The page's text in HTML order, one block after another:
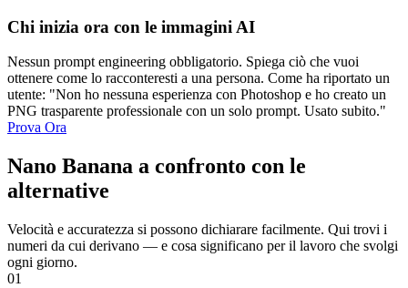
Chi inizia ora con le immagini AI
Nessun prompt engineering obbligatorio. Spiega ciò che vuoi
ottenere come lo racconteresti a una persona. Come ha riportato un
utente: "Non ho nessuna esperienza con Photoshop e ho creato un
PNG trasparente professionale con un solo prompt. Usato subito."
Prova Ora
Nano Banana a confronto con le
alternative
Velocità e accuratezza si possono dichiarare facilmente. Qui trovi i
numeri da cui derivano — e cosa significano per il lavoro che svolgi
ogni giorno.
01